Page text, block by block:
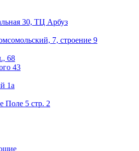
30, ТЦ Арбуз
7, строение 9
68
43
1а
Поле 5 стр. 2